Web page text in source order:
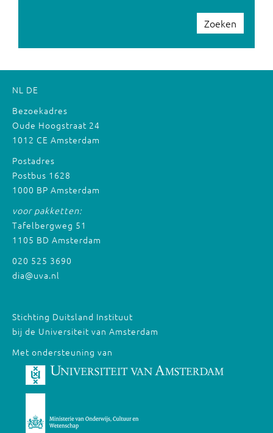
Zoeken
NL DE
Bezoekadres
Oude Hoogstraat 24
1012 CE Amsterdam
Postadres
Postbus 1628
1000 BP Amsterdam
voor pakketten:
Tafelbergweg 51
1105 BD Amsterdam
020 525 3690
dia@uva.nl
Stichting Duitsland Instituut
bij de Universiteit van Amsterdam
Met ondersteuning van